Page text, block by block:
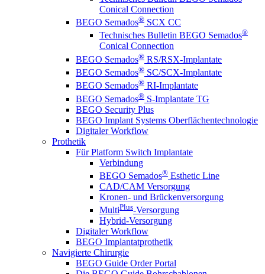
Conical Connection
BEGO Semados® SCX CC
Technisches Bulletin BEGO Semados®
Conical Connection
BEGO Semados® RS/RSX-Implantate
BEGO Semados® SC/SCX-Implantate
BEGO Semados® RI-Implantate
BEGO Semados® S-Implantate TG
BEGO Security Plus
BEGO Implant Systems Oberflächentechnologie
Digitaler Workflow
Prothetik
Für Platform Switch Implantate
Verbindung
BEGO Semados® Esthetic Line
CAD/CAM Versorgung
Kronen- und Brückenversorgung
MultiPlus-Versorgung
Hybrid-Versorgung
Digitaler Workflow
BEGO Implantatprothetik
Navigierte Chirurgie
BEGO Guide Order Portal